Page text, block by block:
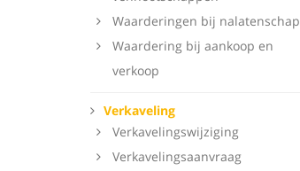
Waarderingen bij nalatenschap
Waardering bij aankoop en
verkoop
Verkaveling
Verkavelingswijziging
Verkavelingsaanvraag